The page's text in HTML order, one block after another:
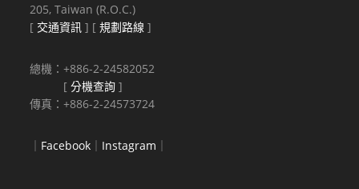
205, Taiwan (R.O.C.)
[ 交通資訊 ] [規劃路線 ]
總機：+886-2-24582052
[分機查詢 ]
傳真：+886-2-24573724
｜ Facebook ｜ Instagram ｜